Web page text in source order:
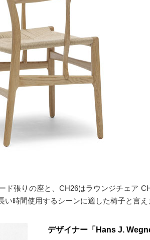
張りの座と、CH26はラウンジチェア
時間使用するシーンに適した椅子と言え
デザイナー「Hans J.